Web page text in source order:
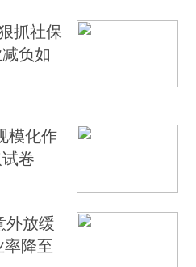
抓社保
负如
模化作
卷
外放缓
降至